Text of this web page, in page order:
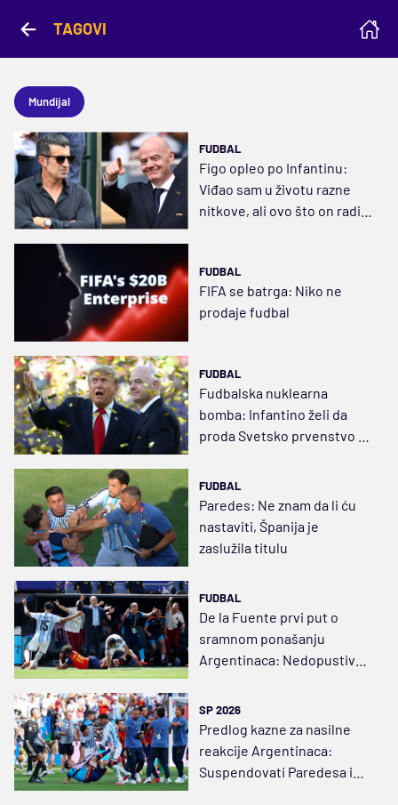
TAGOVI
Mundijal
FUDBAL
Figo opleo po Infantinu:
Viđao sam u životu razne
nitkove, ali ovo što on radi...
FUDBAL
FIFA se batrga: Niko ne
prodaje fudbal
FUDBAL
Fudbalska nuklearna
bomba: Infantino želi da
proda Svetsko prvenstvo za
FUDBAL
Paredes: Ne znam da li ću
nastaviti, Španija je
zaslužila titulu
FUDBAL
De la Fuente prvi put o
sramnom ponašanju
Argentinaca: Nedopustivo i
SP 2026
Predlog kazne za nasilne
reakcije Argentinaca:
Suspendovati Paredesa i